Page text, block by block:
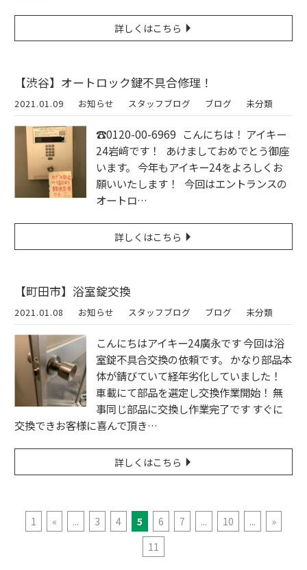
詳しくはこちら
【渋谷】オートロック鍵不具合修理！
2021.01.09 お知らせ スタッフブログ ブログ 未分類
☎︎0120-00-6969 こんにちは！ アイキー
24岩﨑です！ あけましておめでとう御座
います。 今年もアイキー24をよろしくお
願いいたします！ 今回はエントランスの
オートロ…
詳しくはこちら
【町田市】浴室錠交換
2021.01.08 お知らせ スタッフブログ ブログ 未分類
こんにちはアイキー24廣永です 今回は浴
室錠不具合交換の依頼です。 かなり部品本
体が錆びていて経年劣化していました！
車載にて部品を選定し交換作業開始！ 無
事同じ部品に交換し作業完了です すぐに
交換できお客様に喜んで頂き…
詳しくはこちら
1 « ... 3 4 5 6 7 ... 10 ...
»
11